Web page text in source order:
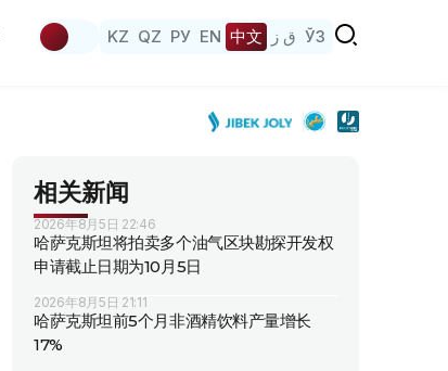
KZ QZ РУ EN 中文 ق ز ЎЗ
相关新闻
2026年8月5日 22:46
哈萨克斯坦将拍卖多个油气区块勘探开发权
申请截止日期为10月5日
2026年8月5日 21:11
哈萨克斯坦前5个月非酒精饮料产量增长
17%